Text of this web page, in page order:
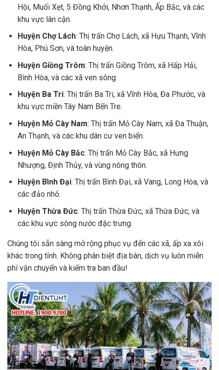
Hội, Muối Xẹt, 5 Đồng Khởi, Nhơn Thạnh, Ấp Bắc, và các
khu vực lân cận.
Huyện Chợ Lách: Thị trấn Chợ Lách, xã Hựu Thạnh, Vĩnh
Hòa, Phú Sơn, và toàn huyện.
Huyện Giồng Trôm: Thị trấn Giồng Trôm, xã Hấp Hải,
Bình Hòa, và các xã ven sông.
Huyện Ba Tri: Thị trấn Ba Tri, xã Vĩnh Hòa, Đa Phước, và
khu vực miền Tây Nam Bến Tre.
Huyện Mỏ Cày Nam: Thị trấn Mỏ Cày Nam, xã Đa Thuận,
An Thạnh, và các khu dân cư ven biển.
Huyện Mỏ Cày Bắc: Thị trấn Mỏ Cày Bắc, xã Hưng
Nhượng, Định Thủy, và vùng nông thôn.
Huyện Bình Đại: Thị trấn Bình Đại, xã Vang, Long Hòa, và
các đảo nhỏ.
Huyện Thừa Đức: Thị trấn Thừa Đức, xã Thừa Đức, và
các khu vực sông nước đặc trưng.
Chúng tôi sẵn sàng mở rộng phục vụ đến các xã, ấp xa xôi
khác trong tỉnh. Không phân biệt địa bàn, dịch vụ luôn miễn
phí vận chuyển và kiểm tra ban đầu!